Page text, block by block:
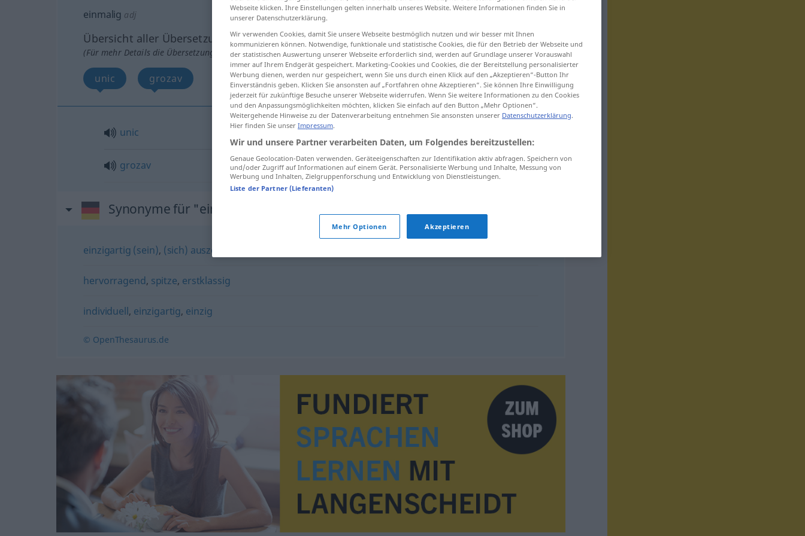
einmalig adj
Übersicht aller Übersetzungen
(Für mehr Details die Übersetzung anklicken/antippen)
unic grozav
unic
grozav einmaligtoll
Synonyme für "einmalig"
einzigartig (sein), (sich) auszeichnen (durch)
hervorragend, spitze, erstklassig
individuell, einzigartig, einzig
© OpenThesaurus.de
Webseite klicken. Ihre Einstellungen gelten innerhalb unseres Website. Weitere Informationen finden Sie in
unserer Datenschutzerklärung.
Wir verwenden Cookies, damit Sie unsere Webseite bestmöglich nutzen und wir besser mit Ihnen
kommunizieren können. Notwendige, funktionale und statistische Cookies, die für den Betrieb der Webseite und
der statistischen Auswertung unserer Webseite erforderlich sind, werden auf Grundlage unserer Vorauswahl
immer auf Ihrem Endgerät gespeichert. Marketing-Cookies und Cookies, die der Bereitstellung personalisierter
Werbung dienen, werden nur gespeichert, wenn Sie uns durch einen Klick auf den „Akzeptieren“-Button Ihr
Einverständnis geben. Klicken Sie ansonsten auf „Fortfahren ohne Akzeptieren“. Sie können Ihre Einwilligung
jederzeit für zukünftige Besuche unserer Webseite widerrufen. Wenn Sie weitere Informationen zu den Cookies
und den Anpassungsmöglichkeiten möchten, klicken Sie einfach auf den Button „Mehr Optionen“.
Weitergehende Hinweise zu der Datenverarbeitung entnehmen Sie ansonsten unserer Datenschutzerklärung.
Hier finden Sie unser Impressum.
Wir und unsere Partner verarbeiten Daten, um Folgendes bereitzustellen:
Genaue Geolocation-Daten verwenden. Geräteeigenschaften zur Identifikation aktiv abfragen. Speichern von
und/oder Zugriff auf Informationen auf einem Gerät. Personalisierte Werbung und Inhalte, Messung von
Werbung und Inhalten, Zielgruppenforschung und Entwicklung von Dienstleistungen.
Liste der Partner (Lieferanten)
Mehr Optionen Akzeptieren